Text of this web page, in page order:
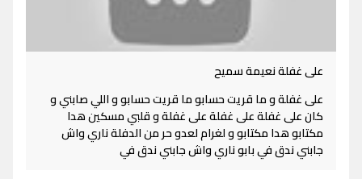
على غفلة نعيمة سميح
على غفلة و ما قريت حسابو ما قريت حسابو و اللي صابني و
كان على غفلة على غفلة على غفلة و قلبي مسكين هدا
مكتابو هدا مكتابو و لغرام لعدو حر من الدفلة ناري واش
جابني ندق في بابو ناري واش جابني ندق في